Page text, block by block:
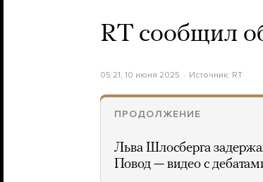
RT сообщил
05:21, 10 июня 2025 Источник: RT
ПРОДОЛЖЕНИЕ
Льва Шлосберга
Повод — видео с